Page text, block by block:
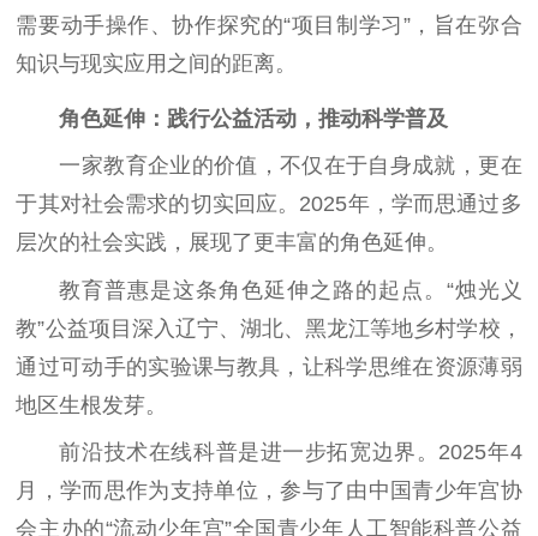
需要动手操作、协作探究的“项目制学习”，旨在弥合
知识与现实应用之间的距离。
角色延伸：践行公益活动，推动科学普及
一家教育企业的价值，不仅在于自身成就，更在
于其对社会需求的切实回应。2025年，学而思通过多
层次的社会实践，展现了更丰富的角色延伸。
教育普惠是这条角色延伸之路的起点。“烛光义
教”公益项目深入辽宁、湖北、黑龙江等地乡村学校，
通过可动手的实验课与教具，让科学思维在资源薄弱
地区生根发芽。
前沿技术在线科普是进一步拓宽边界。2025年4
月，学而思作为支持单位，参与了由中国青少年宫协
会主办的“流动少年宫”全国青少年人工智能科普公益